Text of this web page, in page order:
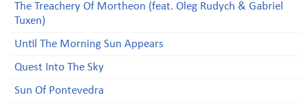
The Treachery Of Mortheon (feat. Oleg Rudych & Gabriel
Tuxen)
Until The Morning Sun Appears
Quest Into The Sky
Sun Of Pontevedra